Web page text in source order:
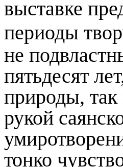
выставке
периоды
не
пятьдесят
природы, так
рукой
тонко